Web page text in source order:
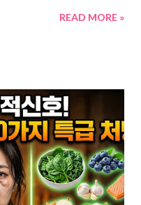
로 착각하면 벌어지는 일
차이가 이 어르신의 인생
북 포항세명기독병원에서
첫 번째는 부산에서 포항을
하로 응급실에 실려 왔고, 상
CT를 찍으면서 동시에 AI
NeuroCAD)를 돌렸
READ MORE »